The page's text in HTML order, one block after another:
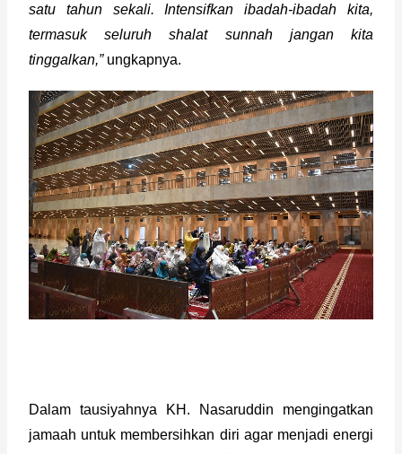
satu tahun sekali. Intensifkan ibadah-ibadah kita,
termasuk seluruh shalat sunnah jangan kita
tinggalkan,” ungkapnya.
Dalam tausiyahnya KH. Nasaruddin mengingatkan
jamaah untuk membersihkan diri agar menjadi energi